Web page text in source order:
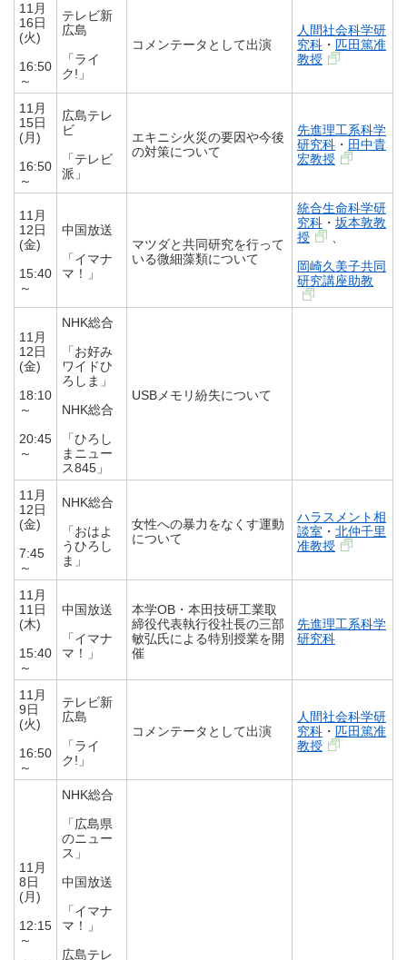
11月
16日
(火)
16:50
～
テレビ新
広島
「ライ
ク!」
コメンテータとして出演
人間社会科学研
究科 ・ 匹田篤准
教授
11月
15日
(月)
16:50
～
広島テレ
ビ
「テレビ
派」
エキニシ火災の要因や今後
の対策について
先進理工系科学
研究科 ・ 田中貴
宏教授
11月
12日
(金)
15:40
～
中国放送
「イマナ
マ！」
マツダと共同研究を行って
いる微細藻類について
統合生命科学研
究科 ・ 坂本敦教
授
岡崎久美子共同
研究講座助教
11月
12日
(金)
18:10
～
20:45
～
NHK総合
「お好み
ワイドひ
ろしま」
NHK総合
「ひろし
まニュー
ス845」
USBメモリ紛失について
11月
12日
(金)
7:45
～
NHK総合
「おはよ
うひろし
ま」
女性への暴力をなくす運動
について
ハラスメント相
談室 ・ 北仲千里
准教授
11月
11日
(木)
15:40
～
中国放送
「イマナ
マ！」
本学OB・本田技研工業取
締役代表執行役社長の三部
敏弘氏による特別授業を開
催
先進理工系科学
研究科
11月
9日
(火)
16:50
～
テレビ新
広島
「ライ
ク!」
コメンテータとして出演
人間社会科学研
究科 ・ 匹田篤准
教授
11月
8日
(月)
12:15
～
NHK総合
「広島県
のニュー
ス」
中国放送
「イマナ
マ！」
広島テレ